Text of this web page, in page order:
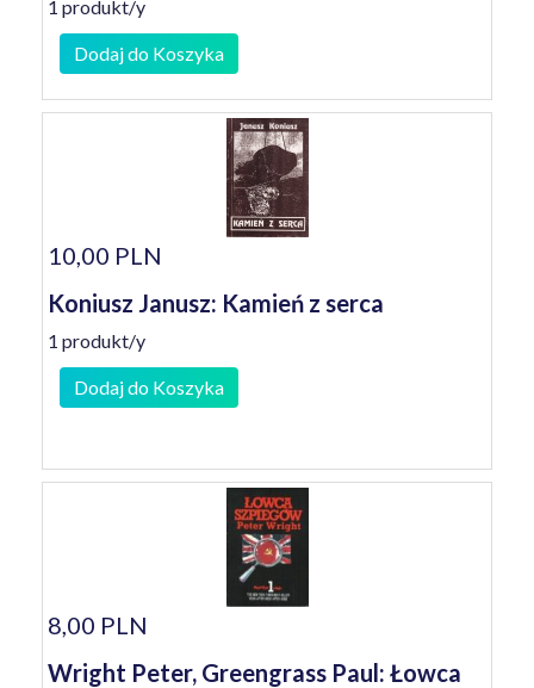
1 produkt/y
Dodaj do Koszyka
10,00 PLN
Koniusz Janusz: Kamień z serca
1 produkt/y
Dodaj do Koszyka
8,00 PLN
Wright Peter, Greengrass Paul: Łowca